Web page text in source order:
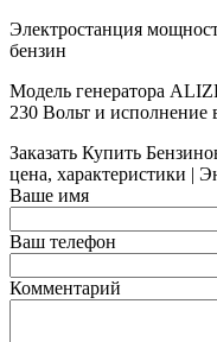
Электростанция
бензин
Модель генератора
230 Вольт и исполнение
Заказать Купить
цена, характеристики |
Ваше имя
Ваш телефон
Комментарий